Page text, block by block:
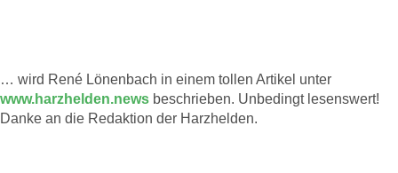
… wird René Lönenbach in einem tollen Artikel unter
www.harzhelden.news beschrieben. Unbedingt lesenswert!
Danke an die Redaktion der Harzhelden.